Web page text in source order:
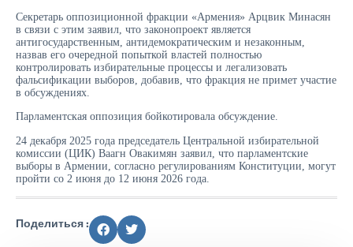
Секретарь оппозиционной фракции «Армения» Арцвик Минасян
в связи с этим заявил, что законопроект является
антигосударственным, антидемократическим и незаконным,
назвав его очередной попыткой властей полностью
контролировать избирательные процессы и легализовать
фальсификации выборов, добавив, что фракция не примет участие
в обсуждениях.
Парламентская оппозиция бойкотировала обсуждение.
24 декабря 2025 года председатель Центральной избирательной
комиссии (ЦИК) Ваагн Овакимян заявил, что парламентские
выборы в Армении, согласно регулированиям Конституции, могут
пройти со 2 июня до 12 июня 2026 года.
Поделиться :